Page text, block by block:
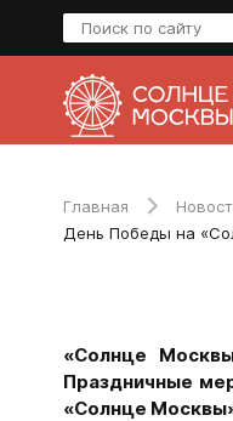
Главная
«Солнце
Праздничные
«Солнце